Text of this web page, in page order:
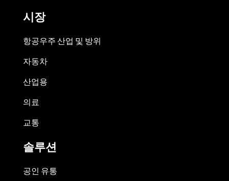
시장
항공우주 산업 및 방위
자동차
산업용
의료
교통
솔루션
공인 유통